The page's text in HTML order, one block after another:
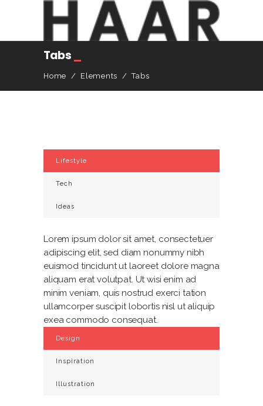
Tabs
Home / Elements /Tabs
Lifestyle
Tech
Ideas
Lorem ipsum dolor sit amet, consectetuer
adipiscing elit, sed diam nonummy nibh
euismod tincidunt ut laoreet dolore magna
aliquam erat volutpat. Ut wisi enim ad
minim veniam, quis nostrud exerci tation
ullamcorper suscipit lobortis nisl ut aliquip
exea commodo consequat.
Design
Inspiration
Illustration